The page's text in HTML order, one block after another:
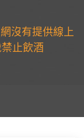
沒有提供線上
止飲酒